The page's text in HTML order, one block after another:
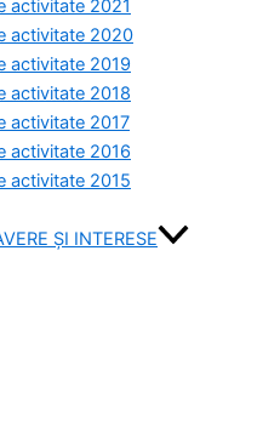
activitate 2021
activitate 2020
activitate 2019
activitate 2018
activitate 2017
activitate 2016
activitate 2015
ȘI INTERESE